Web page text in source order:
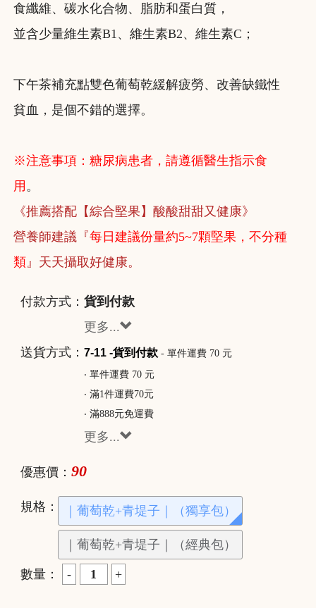
食纖維、碳水化合物、脂肪和蛋白質，
並含少量維生素B1、維生素B2、維生素C；
下午茶補充點雙色葡萄乾緩解疲勞、改善缺鐵性
貧血，是個不錯的選擇。
※注意事項：糖尿病患者，請遵循醫生指示食
用 。
《推薦搭配【綜合堅果】酸酸甜甜又健康》
營養師建議『每日建議份量約5~7顆堅果，不分種
類』天天攝取好健康。
付款方式： 貨到付款
更多...
送貨方式： 7-11 -貨到付款- 單件運費 70 元
‧ 單件運費 70 元
‧ 滿1件運費70元
‧ 滿888元免運費
更多...
優惠價： 90
規格： ｜葡萄乾+青堤子｜（獨享包）
｜葡萄乾+青堤子｜（經典包）
數量：